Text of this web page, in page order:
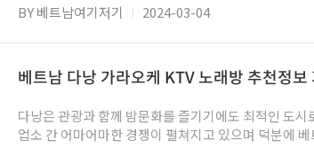
니다. 현지인들과 함께 노래를 부르고 즐기며, 베트남
를 소개합니다. ✔ 호치민 가라오케 추천 지역 호치민에서도 국내에서 오신 여행객이 즐기기 좋은 지역으로는 1군과 7
군 지역 정도가 있습니다. 가성비 위주로 로컬 업소 중
나은 퀄리티와 친화적인 업소를 찾으신다면 7군 지역
라고 볼...
BY 베트남여기저기 2024-03-04
베트남 다낭 가라오케 KTV 노래방 추천정
다낭은 관광과 함께 밤문화를 즐기기에도 최적인 도
업소 간 어마어마한 경쟁이 펼쳐지고 있으며 덕분에